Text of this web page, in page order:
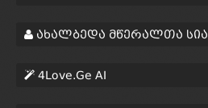
ახალბედა მწერალთა სია
4Love.Ge AI